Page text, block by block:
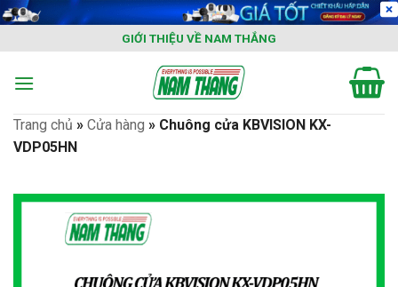
Skip
content
GIỚI THIỆU VỀ NAM THẮNG
Trang chủ » Cửa hàng » Chuông cửa KBVISION KX-
VDP05HN